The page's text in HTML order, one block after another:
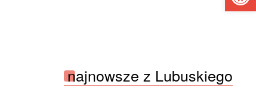
najnowsze z Lubuskiego